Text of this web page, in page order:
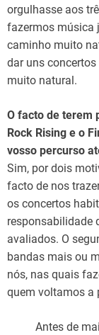
orgulhasse aos
fazermos música
caminho muito
dar uns
muito natural.
O facto de terem
Rock Rising e o
vosso percurso
Sim, por dois
facto de nos
os concertos
responsabilidade
avaliados. O
bandas mais ou
nós, nas quais
quem voltamos a
Antes de